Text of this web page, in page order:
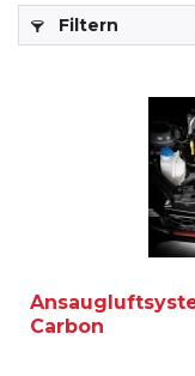
Filtern
Carbon